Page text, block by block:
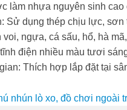
làm nhựa nguyên sinh
Sử dụng thép chịu lực,
voi, ngựa, cá sấu, hổ, hà
điện nhiều màu tươi
Thích hợp lắp đặt tại